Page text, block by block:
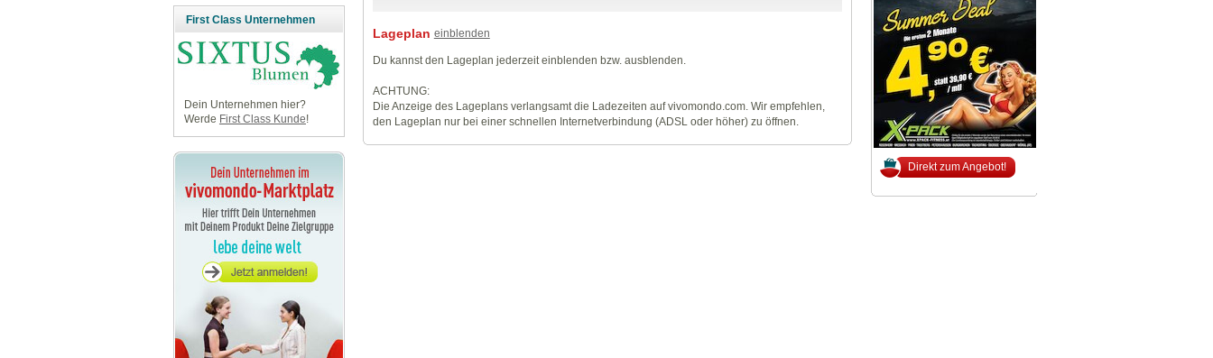
First Class Unternehmen
Dein Unternehmen hier?
Werde First Class Kunde!
Lageplan einblenden
Du kannst den Lageplan jederzeit einblenden bzw. ausblenden.
ACHTUNG:
Die Anzeige des Lageplans verlangsamt die Ladezeiten auf vivomondo.com. Wir empfehlen,
den Lageplan nur bei einer schnellen Internetverbindung (ADSL oder höher) zu öffnen.
Direkt zum Angebot!